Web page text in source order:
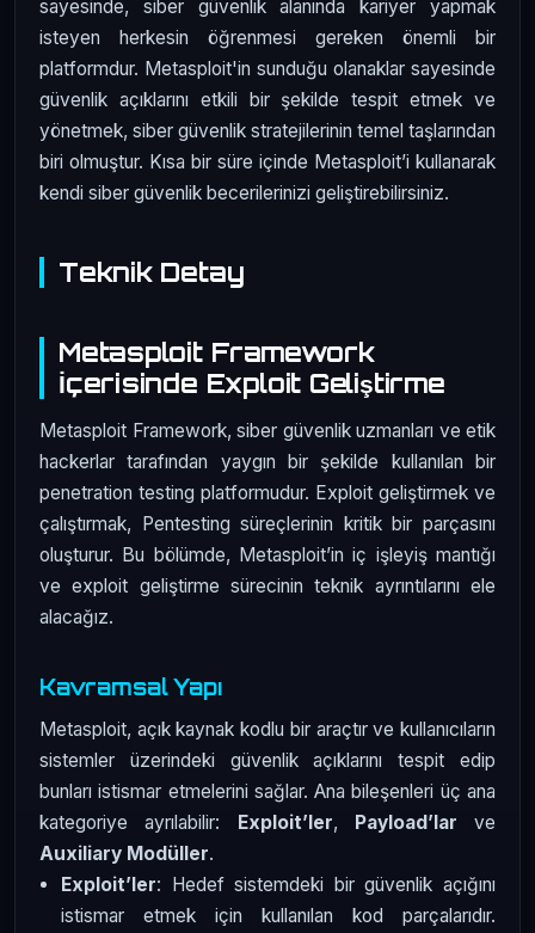
sayesinde, siber güvenlik alanında kariyer yapmak
isteyen herkesin öğrenmesi gereken önemli bir
platformdur. Metasploit'in sunduğu olanaklar sayesinde
güvenlik açıklarını etkili bir şekilde tespit etmek ve
yönetmek, siber güvenlik stratejilerinin temel taşlarından
biri olmuştur. Kısa bir süre içinde Metasploit’i kullanarak
kendi siber güvenlik becerilerinizi geliştirebilirsiniz.
Teknik Detay
Metasploit Framework
İçerisinde Exploit Geliştirme
Metasploit Framework, siber güvenlik uzmanları ve etik
hackerlar tarafından yaygın bir şekilde kullanılan bir
penetration testing platformudur. Exploit geliştirmek ve
çalıştırmak, Pentesting süreçlerinin kritik bir parçasını
oluşturur. Bu bölümde, Metasploit’in iç işleyiş mantığı
ve exploit geliştirme sürecinin teknik ayrıntılarını ele
alacağız.
Kavramsal Yapı
Metasploit, açık kaynak kodlu bir araçtır ve kullanıcıların
sistemler üzerindeki güvenlik açıklarını tespit edip
bunları istismar etmelerini sağlar. Ana bileşenleri üç ana
kategoriye ayrılabilir: Exploit’ler, Payload’lar ve
Auxiliary Modüller.
Exploit’ler: Hedef sistemdeki bir güvenlik açığını
istismar etmek için kullanılan kod parçalarıdır.